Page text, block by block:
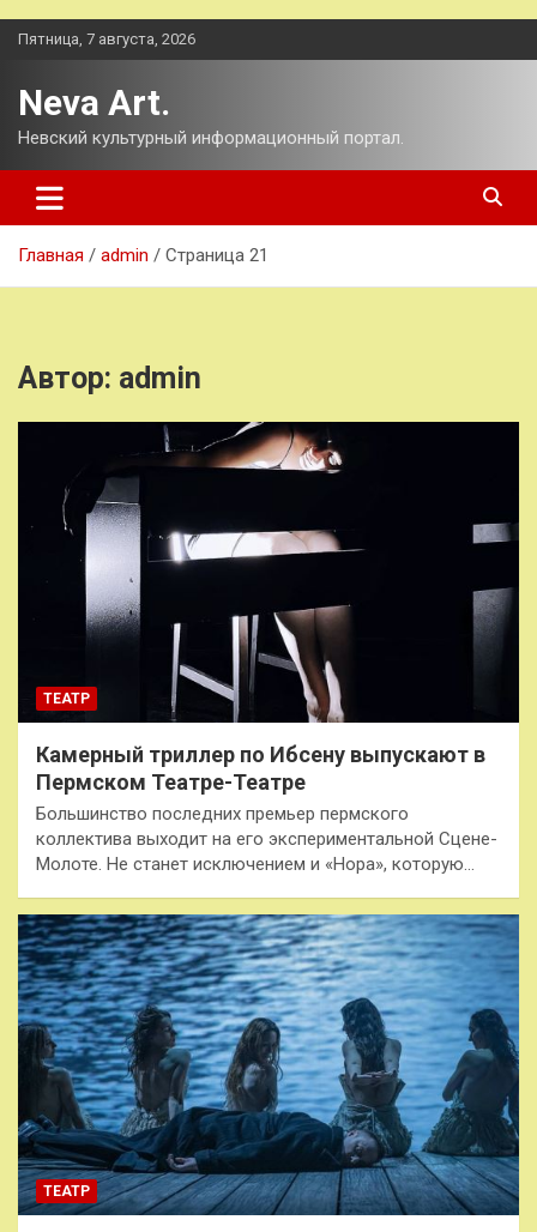
Перейти
Пятница, 7 августа, 2026
Neva Art.
Невский культурный информационный портал.
Главная admin Страница 21
Автор: admin
ТЕАТР
Камерный триллер по Ибсену выпускают в
Пермском Театре-Театре
Большинство последних премьер пермского
коллектива выходит на его экспериментальной Сцене-
Молоте. Не станет исключением и «Нора», которую…
ТЕАТР